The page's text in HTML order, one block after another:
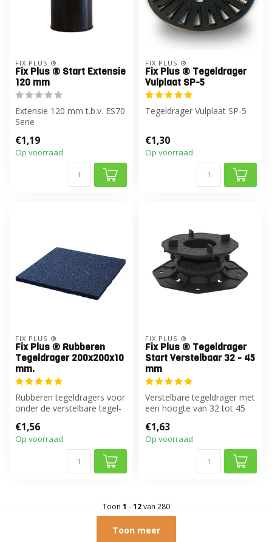
FIX PLUS ®
Fix Plus ® Start Extensie
120 mm
Extensie 120 mm t.b.v. ES70
Serie
€1,19
Op voorraad
FIX PLUS ®
Fix Plus ® Tegeldrager
Vulplaat SP-5
Tegeldrager Vulplaat SP-5
€1,30
Op voorraad
FIX PLUS ®
Fix Plus ® Rubberen
Tegeldrager 200x200x10
mm.
Rubberen tegeldragers voor
onder de verstelbare tegel-
€1,56
Op voorraad
FIX PLUS ®
Fix Plus ® Tegeldrager
Start Verstelbaar 32 - 45
mm
Verstelbare tegeldrager met
een hoogte van 32 tot 45
€1,63
Op voorraad
Toon 1 -12van 280
Toon meer